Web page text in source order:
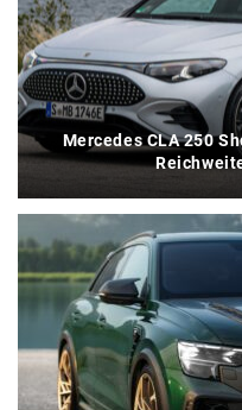
Mercedes CLA 250